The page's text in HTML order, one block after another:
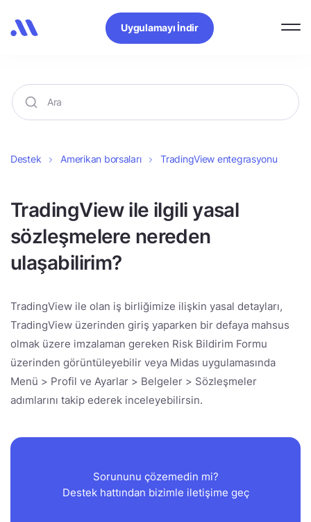
Uygulamayı İndir
Destek Amerikan borsaları TradingView entegrasyonu
TradingView ile ilgili yasal
sözleşmelere nereden
ulaşabilirim?
TradingView ile olan iş birliğimize ilişkin yasal detayları,
TradingView üzerinden giriş yaparken bir defaya mahsus
olmak üzere imzalaman gereken Risk Bildirim Formu
üzerinden görüntüleyebilir veya Midas uygulamasında
Menü > Profil ve Ayarlar > Belgeler > Sözleşmeler
adımlarını takip ederek inceleyebilirsin.
Sorununu çözemedin mi?
Destek hattından bizimle iletişime geç